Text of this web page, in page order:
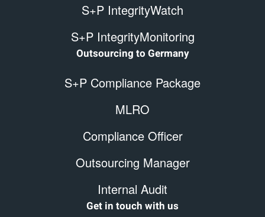
S+P IntegrityWatch
S+P IntegrityMonitoring
Outsourcing to Germany
S+P Compliance Package
MLRO
Compliance Officer
Outsourcing Manager
Internal Audit
Get in touch with us